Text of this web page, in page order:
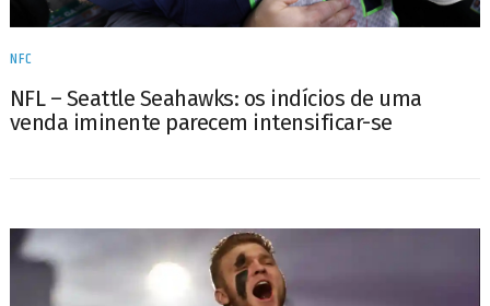
NFC
NFL – Seattle Seahawks: os indícios de uma
venda iminente parecem intensificar-se